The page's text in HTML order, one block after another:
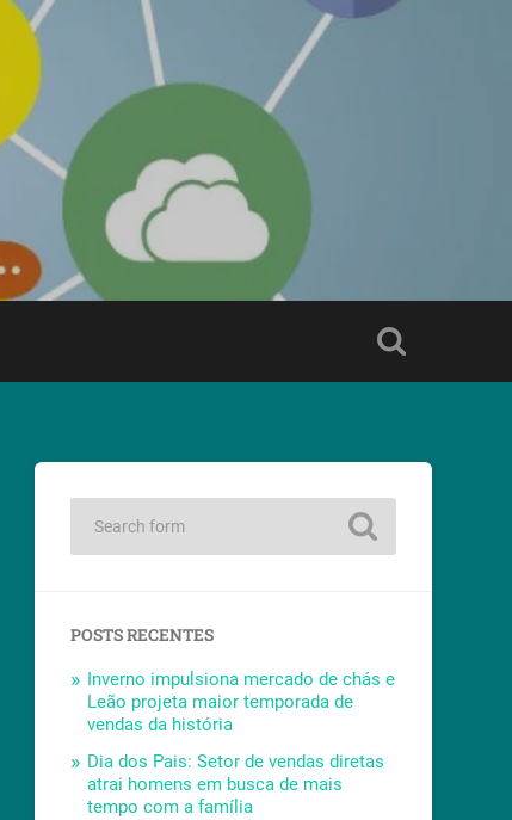
POSTS RECENTES
Inverno impulsiona mercado de chás e
Leão projeta maior temporada de
vendas da história
Dia dos Pais: Setor de vendas diretas
atrai homens em busca de mais
tempo com a família